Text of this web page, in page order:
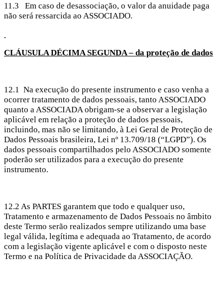
11.3 Em caso de desassociação, o valor da anuidade paga
não será ressarcida ao ASSOCIADO.
CLÁUSULA DÉCIMASEGUNDA – da proteção de dados
12.1 Na execução do presente instrumento e caso venha a
ocorrer tratamento de dados pessoais, tanto ASSOCIADO
quanto a ASSOCIADA obrigam-se a observar a legislação
aplicável em relação a proteção de dados pessoais,
incluindo, mas não se limitando, à Lei Geral de Proteção de
Dados Pessoais brasileira, Lei nº 13.709/18 (“LGPD”). Os
dados pessoais compartilhados pelo ASSOCIADO somente
poderão ser utilizados para a execução do presente
instrumento.
12.2 As PARTES garantem que todo e qualquer uso,
Tratamento e armazenamento de Dados Pessoais no âmbito
deste Termo serão realizados sempre utilizando uma base
legal válida, legítima e adequada ao Tratamento, de acordo
com a legislação vigente aplicável e com o disposto neste
Termo e na Política de Privacidade da ASSOCIAÇÃO.